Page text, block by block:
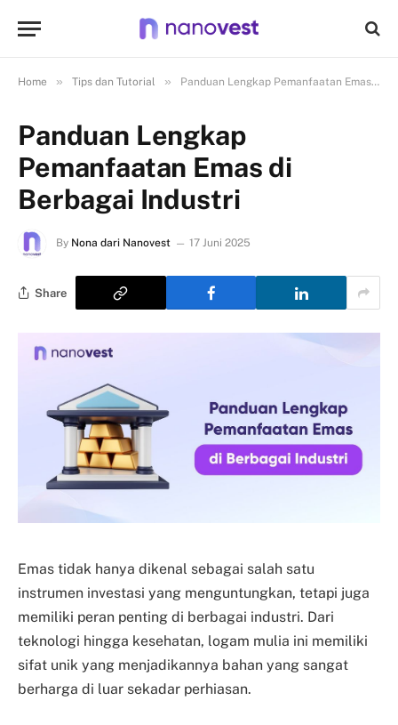
Home » Tips dan Tutorial » Panduan Lengkap Pemanfaatan Emas di Berbagai Industri
Panduan Lengkap
Pemanfaatan Emas di
Berbagai Industri
By Nona dari Nanovest 17 Juni 2025
Share
Emas tidak hanya dikenal sebagai salah satu
instrumen investasi yang menguntungkan, tetapi juga
memiliki peran penting di berbagai industri. Dari
teknologi hingga kesehatan, logam mulia ini memiliki
sifat unik yang menjadikannya bahan yang sangat
berharga di luar sekadar perhiasan.